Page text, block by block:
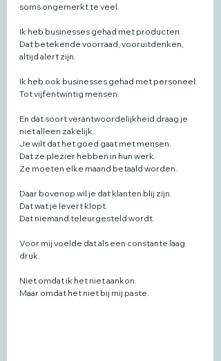
soms ongemerkt te veel.
Ik heb businesses gehad met producten.
Dat betekende voorraad, vooruitdenken,
altijd alert zijn.
Ik heb ook businesses gehad met personeel.
Tot vijfentwintig mensen.
En dat soort verantwoordelijkheid draag je
niet alleen zakelijk.
Je wilt dat het goed gaat met mensen.
Dat ze plezier hebben in hun werk.
Ze moeten elke maand betaald worden.
Daar bovenop wil je dat klanten blij zijn.
Dat wat je levert klopt.
Dat niemand teleurgesteld wordt.
Voor mij voelde dat als een constante laag
druk.
Niet omdat ik het niet aankon.
Maar omdat het niet bij mij paste.